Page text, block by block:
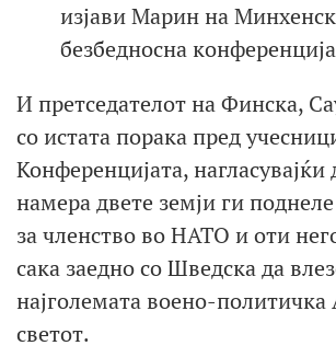
изјави Марин на
безбедносна
И претседателот на Финска,
со истата порака пред
Конференцијата, нагласувајќи
намера двете земји ги
за членство во НАТО и оти
сака заедно со Шведска да
најголемата воено-политичка
светот.